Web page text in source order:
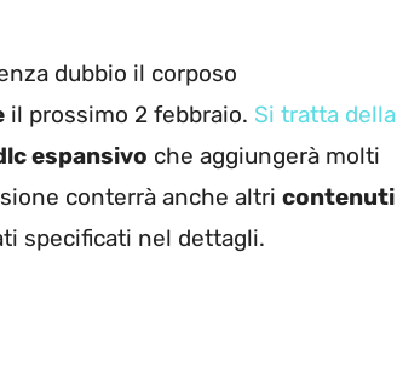
dubbio il corposo
il prossimo 2 febbraio. Si tratta della
espansivo che aggiungerà molti
conterrà anche altri contenuti
specificati nel dettagli.